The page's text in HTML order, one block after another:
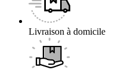
Livraison à domicile